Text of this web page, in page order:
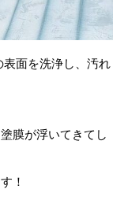
表面を洗浄し、汚れ
膜が浮いてきてし
！